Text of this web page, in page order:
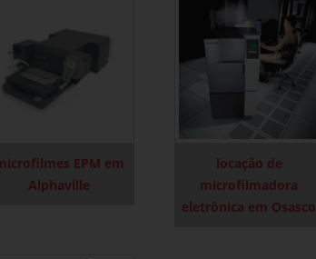
EPM em
Alphaville
locação de
microfilmadora
eletrônica em Osasco